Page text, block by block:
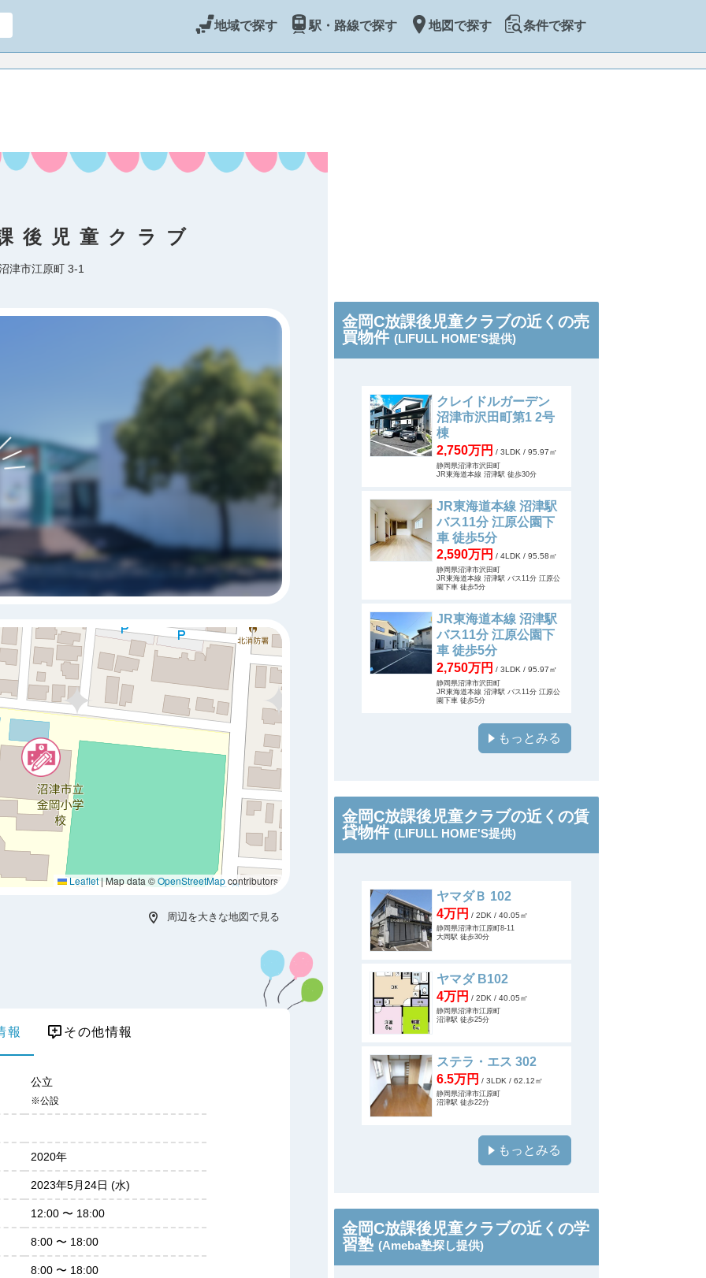
地域で探す 駅・路線で探す 地図で探す 条件で探す
後児童クラブ
津市江原町 3-1
Leaflet|Map data ©OpenStreetMapcontributors
周辺を大きな地図で見る
報 その他情報
公立
※公設
2020年
2023年5月24日 (水)
12:00 〜 18:00
8:00 〜 18:00
8:00 〜 18:00
金岡C放課後児童クラブの近くの売
買物件 (LIFULL HOME'S提供)
クレイドルガーデン
沼津市沢田町第1 2号
棟
2,750万円 / 3LDK / 95.97㎡
静岡県沼津市沢田町
JR東海道本線 沼津駅 徒歩30分
JR東海道本線 沼津駅
バス11分 江原公園下
車 徒歩5分
2,590万円 / 4LDK/ 95.58㎡
静岡県沼津市沢田町
JR東海道本線 沼津駅 バス11分 江原公
園下車 徒歩5分
JR東海道本線 沼津駅
バス11分 江原公園下
車 徒歩5分
2,750万円 / 3LDK / 95.97㎡
静岡県沼津市沢田町
JR東海道本線 沼津駅 バス11分 江原公
園下車 徒歩5分
もっとみる
金岡C放課後児童クラブの近くの賃
貸物件 (LIFULL HOME'S提供)
ヤマダＢ 102
4万円 / 2DK / 40.05㎡
静岡県沼津市江原町8-11
大岡駅 徒歩30分
ヤマダ B102
4万円 / 2DK / 40.05㎡
静岡県沼津市江原町
沼津駅 徒歩25分
ステラ・エス 302
6.5万円 / 3LDK / 62.12㎡
静岡県沼津市江原町
沼津駅 徒歩22分
もっとみる
金岡C放課後児童クラブの近くの学
習塾 (Ameba塾探し提供)